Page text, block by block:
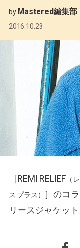
by Mastered編集部
2016.10.28
［REMI RELIEF （
ス プラス）
］のコ
リースジャケット